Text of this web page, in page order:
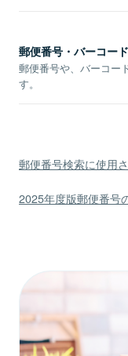
郵便番号・バーコー
郵便番号や、バーコー
す。
郵便番号検索に使用
2025年度版郵便番号